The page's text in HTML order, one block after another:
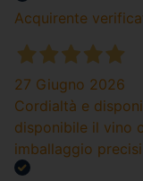
Acquirente
27 Giugno 2026
Cordialtà e
disponibile il vino
imballaggio